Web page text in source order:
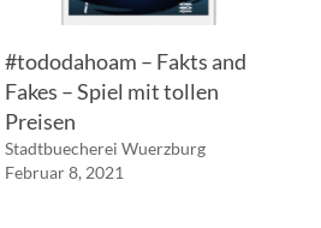
#tododahoam – Fakts and
Fakes – Spiel mit tollen
Preisen
Stadtbuecherei Wuerzburg
Februar 8, 2021